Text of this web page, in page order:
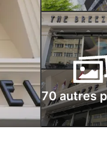
70 autres